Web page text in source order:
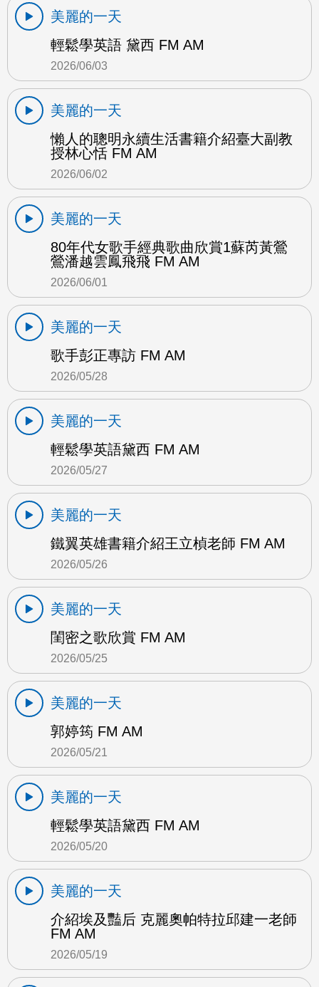
美麗的一天
輕鬆學英語 黛西 FM AM
2026/06/03
美麗的一天
懶人的聰明永續生活書籍介紹臺大副教
授林心恬 FM AM
2026/06/02
美麗的一天
80年代女歌手經典歌曲欣賞1蘇芮黃鶯
鶯潘越雲鳳飛飛 FM AM
2026/06/01
美麗的一天
歌手彭正專訪 FM AM
2026/05/28
美麗的一天
輕鬆學英語黛西 FM AM
2026/05/27
美麗的一天
鐵翼英雄書籍介紹王立楨老師 FM AM
2026/05/26
美麗的一天
閨密之歌欣賞 FM AM
2026/05/25
美麗的一天
郭婷筠 FM AM
2026/05/21
美麗的一天
輕鬆學英語黛西 FM AM
2026/05/20
美麗的一天
介紹埃及豔后 克麗奧帕特拉邱建一老師
FM AM
2026/05/19